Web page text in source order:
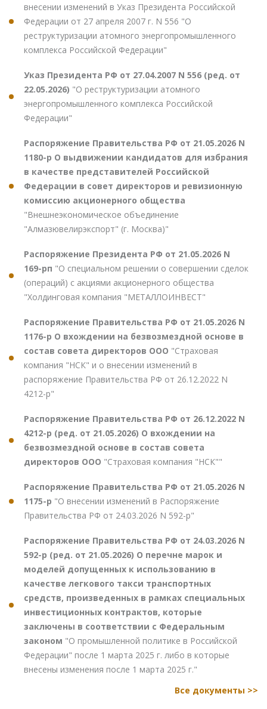
внесении изменений в Указ Президента Российской
Федерации от 27 апреля 2007 г. N 556 "О
реструктуризации атомного энергопромышленного
комплекса Российской Федерации"
Указ Президента РФ от 27.04.2007 N 556 (ред. от
22.05.2026) "О реструктуризации атомного
энергопромышленного комплекса Российской
Федерации"
Распоряжение Правительства РФ от 21.05.2026 N
1180-р О выдвижении кандидатов для избрания
в качестве представителей Российской
Федерации в совет директоров и ревизионную
комиссию акционерного общества
"Внешнеэкономическое объединение
"Алмазювелирэкспорт" (г. Москва)"
Распоряжение Президента РФ от 21.05.2026 N
169-рп "О специальном решении о совершении сделок
(операций) с акциями акционерного общества
"Холдинговая компания "МЕТАЛЛОИНВЕСТ"
Распоряжение Правительства РФ от 21.05.2026 N
1176-р О вхождении на безвозмездной основе в
состав совета директоров ООО "Страховая
компания "НСК" и о внесении изменений в
распоряжение Правительства РФ от 26.12.2022 N
4212-р"
Распоряжение Правительства РФ от 26.12.2022 N
4212-р (ред. от 21.05.2026) О вхождении на
безвозмездной основе в состав совета
директоров ООО "Страховая компания "НСК""
Распоряжение Правительства РФ от 21.05.2026 N
1175-р "О внесении изменений в Распоряжение
Правительства РФ от 24.03.2026 N 592-р"
Распоряжение Правительства РФ от 24.03.2026 N
592-р (ред. от 21.05.2026) О перечне марок и
моделей допущенных к использованию в
качестве легкового такси транспортных
средств, произведенных в рамках специальных
инвестиционных контрактов, которые
заключены в соответствии с Федеральным
законом "О промышленной политике в Российской
Федерации" после 1 марта 2025 г. либо в которые
внесены изменения после 1 марта 2025 г."
Все документы >>